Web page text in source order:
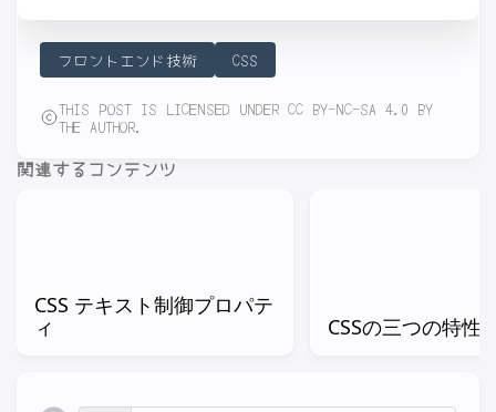
フロントエンド技術 CSS
THIS POST IS LICENSED UNDER CC BY-NC-SA 4.0 BY
THE AUTHOR.
関連するコンテンツ
CSS テキスト制御プロパテ
ィ
CSSの三つの特性